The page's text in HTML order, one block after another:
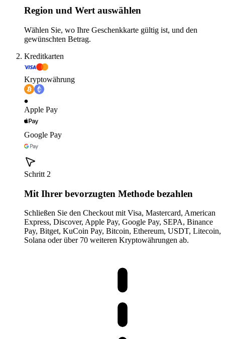
Region und Wert auswählen
Wählen Sie, wo Ihre Geschenkkarte gültig ist, und den
gewünschten Betrag.
Kreditkarten
Kryptowährung
Apple Pay
Google Pay
Schritt 2
Mit Ihrer bevorzugten Methode bezahlen
Schließen Sie den Checkout mit Visa, Mastercard, American
Express, Discover, Apple Pay, Google Pay, SEPA, Binance
Pay, Bitget, KuCoin Pay, Bitcoin, Ethereum, USDT, Litecoin,
Solana oder über 70 weiteren Kryptowährungen ab.